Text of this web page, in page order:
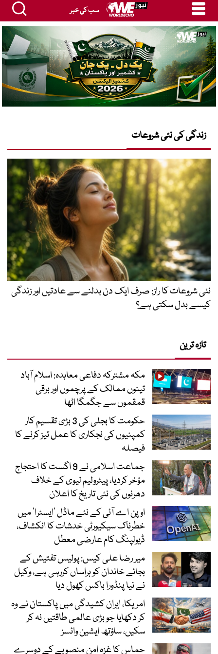
سب کی خبر
زندگی کی نئی شروعات
نئی شروعات کا راز: صرف ایک دن بدلنے سے عادتیں اور زندگی
کیسے بدل سکتی ہے؟
تازہ ترین
مکہ مشترکہ دفاعی معاہدہ: اسلام آباد
تینوں ممالک کے پرچموں اور برقی
قمقموں سے جگمگا اٹھا
حکومت کا بجلی کی 3 بڑی تقسیم کار
کمپنیوں کی نجکاری کا عمل تیز کرنے کا
فیصلہ
جماعت اسلامی نے 9 اگست کا احتجاج
مؤخر کردیا، پیٹرولیم لیوی کے خلاف
دھرنوں کی نئی تاریخ کا اعلان
اوپن اے آئی کے نئے ماڈل ’ایسٹرا‘ میں
خطرناک سیکیورٹی خدشات کا انکشاف،
ڈیولپنگ کام عارضی معطل
میر رضا علی کیس: پولیس تفتیش کے
بجائے خاندان کو ہراساں کررہی ہے، وکیل
نے نیا پنڈورا باکس کھول دیا
امریکا، ایران کشیدگی میں پاکستان نے وہ
کر دکھایا جو بڑی عالمی طاقتیں نہ کر
سکیں، ساؤتھ ایشین وائسز
حماس کا غزہ امن منصوبے کے دوسرے